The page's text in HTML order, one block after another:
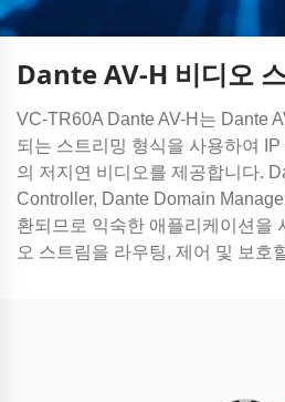
Dante AV-H 비디오
VC-TR60A Dante AV-H는 Dante
되는 스트리밍 형식을 사용하여
의 저지연 비디오를 제공합니다.
Controller, Dante Domain
환되므로 익숙한 애플리케이션을
오 스트림을 라우팅, 제어 및 보호